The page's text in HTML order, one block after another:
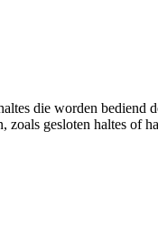
die worden bediend
gesloten haltes of